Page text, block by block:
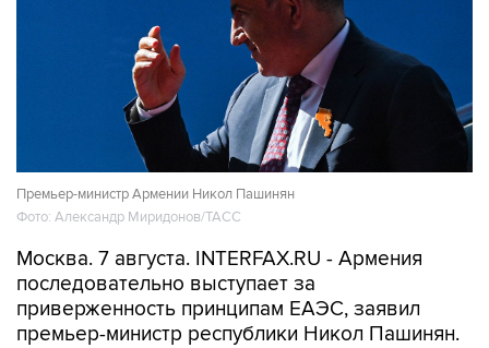
Премьер-министр Армении Никол Пашинян
Фото: Александр Миридонов/ТАСС
Москва. 7 августа. INTERFAX.RU - Армения
последовательно выступает за
приверженность принципам ЕАЭС, заявил
премьер-министр республики Никол Пашинян.